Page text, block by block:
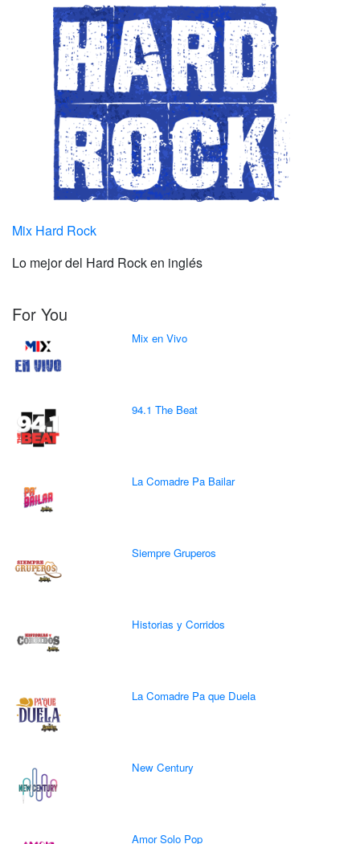
Mix Hard Rock
Lo mejor del Hard Rock en inglés
For You
Mix en Vivo
94.1 The Beat
La Comadre Pa Bailar
Siempre Gruperos
Historias y Corridos
La Comadre Pa que Duela
New Century
Amor Solo Pop